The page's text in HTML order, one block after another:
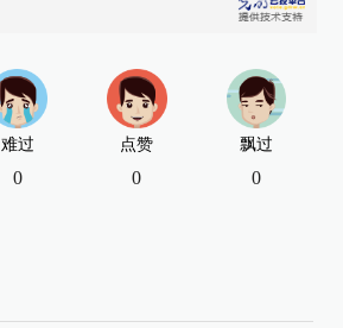
难过
0
点赞
0
飘过
0